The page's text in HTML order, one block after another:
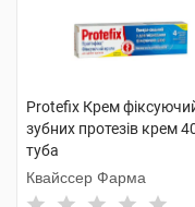
Protefix Крем
зубних протезів крем
туба
Квайссер Фарма